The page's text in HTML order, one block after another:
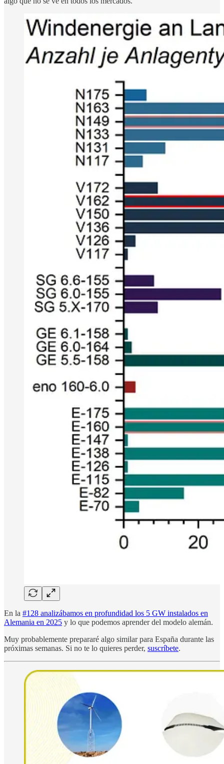
En la #128 analizábamos en profundidad los 5 GW instalados en
Alemania en 2025 y lo que podemos aprender del modelo alemán.
Muy probablemente prepararé algo similar para España durante las
próximas semanas. Si no te lo quieres perder, suscríbete.